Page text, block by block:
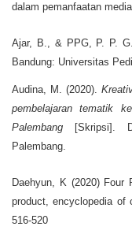
dalam pemanfaatan
Ajar, B., & PPG, P. P.
Bandung: Universitas
Audina, M. (2020).
pembelajaran tematik
Palembang [Skripsi].
Palembang.
Daehyun, K (2020)
product, encyclopedia
516-520